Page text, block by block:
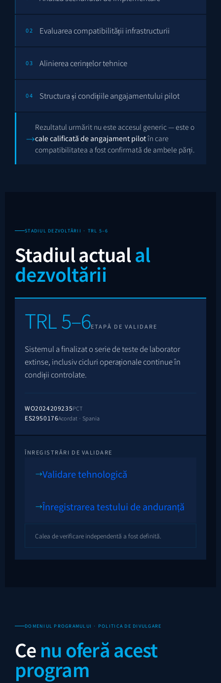
02 Evaluarea compatibilității infrastructurii
03 Alinierea cerințelor tehnice
04 Structura și condițiile angajamentului pilot
→
Rezultatul urmărit nu este accesul generic — este o
cale calificată de angajament pilotîn care
compatibilitatea a fost confirmată de ambele părți.
STADIUL DEZVOLTĂRII · TRL 5–6
Stadiul actualal
dezvoltării
TRL 5–6ETAPĂ DE VALIDARE
Sistemul a finalizat o serie de teste de laborator
extinse, inclusiv cicluri operaționale continue în
condiții controlate.
WO2024209235PCT
ES2950176Acordat · Spania
ÎNREGISTRĂRI DE VALIDARE
→Validare tehnologică
→Înregistrarea testului de anduranță
Calea de verificare independentă a fost definită.
DOMENIUL PROGRAMULUI · POLITICA DE DIVULGARE
Ce nu oferă acest
program